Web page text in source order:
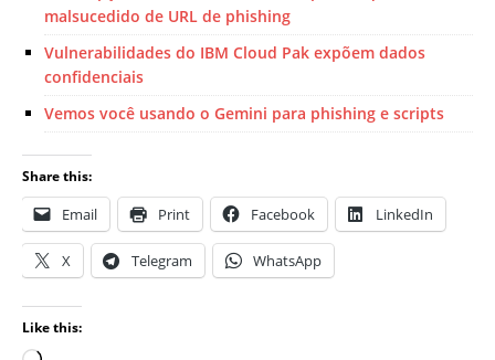
malsucedido de URL de phishing
Vulnerabilidades do IBM Cloud Pak expõem dados
confidenciais
Vemos você usando o Gemini para phishing e scripts
Share this:
Email Print Facebook LinkedIn
X Telegram WhatsApp
Like this: